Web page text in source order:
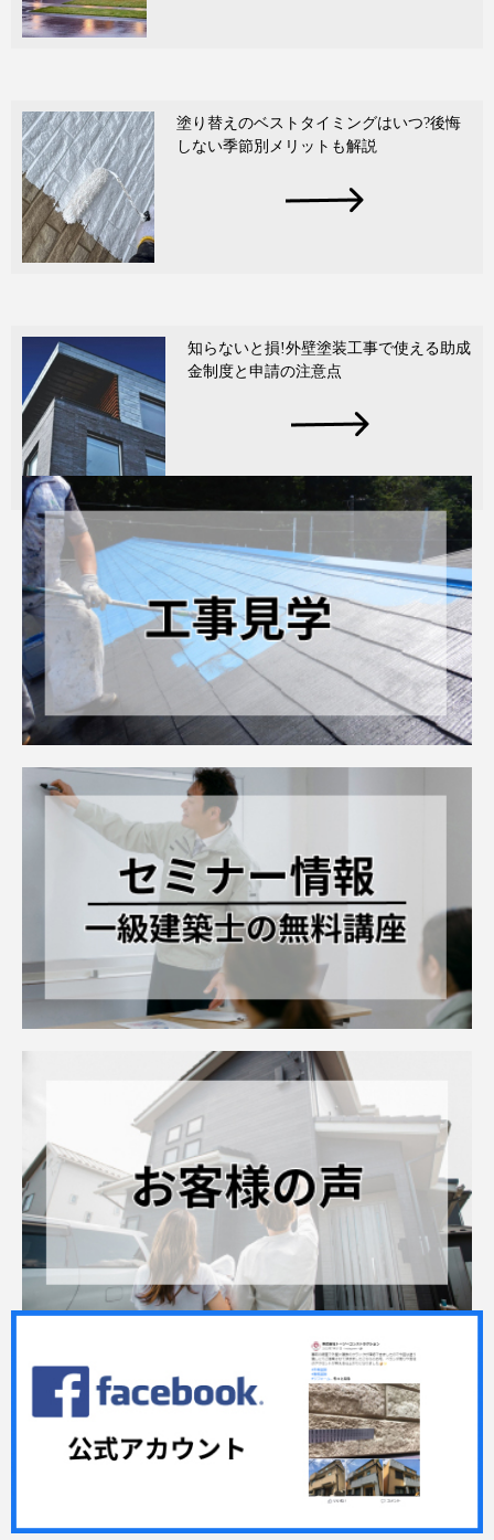
塗り替えのベストタイミングはいつ?後悔
しない季節別メリットも解説
知らないと損!外壁塗装工事で使える助成
金制度と申請の注意点